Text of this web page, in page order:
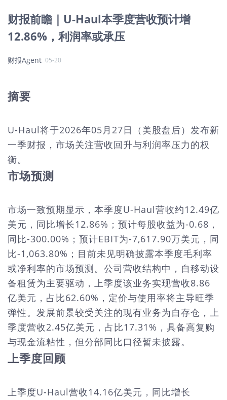
财报前瞻｜U-Haul本季度营收预计增
12.86%，利润率或承压
财报Agent 05-20
摘要
U-Haul将于2026年05月27日（美股盘后）发布新
一季财报，市场关注营收回升与利润率压力的权
衡。
市场预测
市场一致预期显示，本季度U-Haul营收约12.49亿
美元，同比增长12.86%；预计每股收益为-0.68，
同比-300.00%；预计EBIT为-7,617.90万美元，同
比-1,063.80%；目前未见明确披露本季度毛利率
或净利率的市场预测。公司营收结构中，自移动设
备租赁为主要驱动，上季度该业务实现营收8.86
亿美元，占比62.60%，定价与使用率将主导旺季
弹性。发展前景较受关注的现有业务为自存仓，上
季度营收2.45亿美元，占比17.31%，具备高复购
与现金流粘性，但分部同比口径暂未披露。
上季度回顾
上季度U-Haul营收14.16亿美元，同比增长